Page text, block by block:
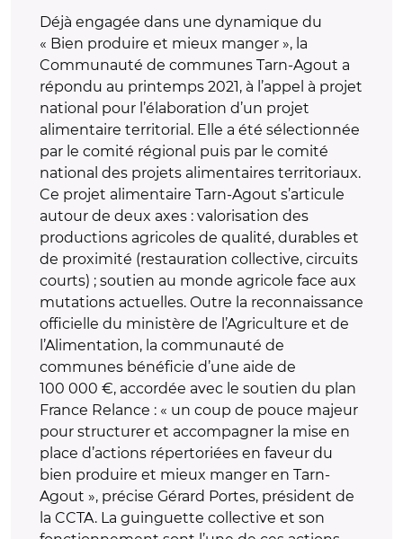
Déjà engagée dans une dynamique du
« Bien produire et mieux manger », la
Communauté de communes Tarn-Agout a
répondu au printemps 2021, à l’appel à projet
national pour l’élaboration d’un projet
alimentaire territorial. Elle a été sélectionnée
par le comité régional puis par le comité
national des projets alimentaires territoriaux.
Ce projet alimentaire Tarn-Agout s’articule
autour de deux axes : valorisation des
productions agricoles de qualité, durables et
de proximité (restauration collective, circuits
courts) ; soutien au monde agricole face aux
mutations actuelles. Outre la reconnaissance
officielle du ministère de l’Agriculture et de
l’Alimentation, la communauté de
communes bénéficie d’une aide de
100 000 €, accordée avec le soutien du plan
France Relance : « un coup de pouce majeur
pour structurer et accompagner la mise en
place d’actions répertoriées en faveur du
bien produire et mieux manger en Tarn-
Agout », précise Gérard Portes, président de
la CCTA. La guinguette collective et son